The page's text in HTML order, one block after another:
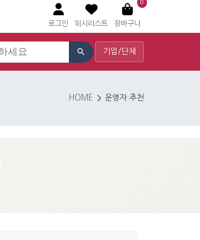
로그인 위시리스트
0
장바구니
기업/단체
HOME 운영자 추천